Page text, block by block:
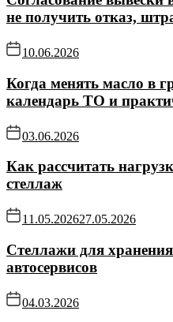
не получить отказ,
10.06.2026
Когда менять масло в
календарь ТО и
03.06.2026
Как рассчитать
стеллаж
11.05.202627.05.2026
Стеллажи для
автосервисов
04.03.2026